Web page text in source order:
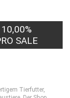
10,00%
SALE
Tierfutter,